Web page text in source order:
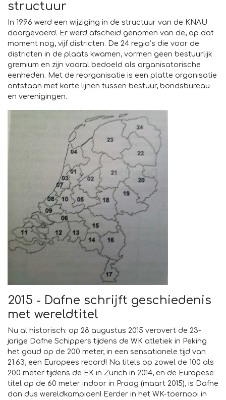
structuur
In 1996 werd een wijziging in de structuur van de KNAU
doorgevoerd. Er werd afscheid genomen van de, op dat
moment nog, vijf districten. De 24 regio’s die voor de
districten in de plaats kwamen, vormen geen bestuurlijk
gremium en zijn vooral bedoeld als organisatorische
eenheden. Met de reorganisatie is een platte organisatie
ontstaan met korte lijnen tussen bestuur, bondsbureau
en verenigingen.
2015 - Dafne schrijft geschiedenis
met wereldtitel
Nu al historisch: op 28 augustus 2015 verovert de 23-
jarige Dafne Schippers tijdens de WK atletiek in Peking
het goud op de 200 meter, in een sensationele tijd van
21.63, een Europees record! Na titels op zowel de 100 als
200 meter tijdens de EK in Zurich in 2014, en de Europese
titel op de 60 meter indoor in Praag (maart 2015), is Dafne
dan dus wereldkampioen! Eerder in het WK-toernooi in